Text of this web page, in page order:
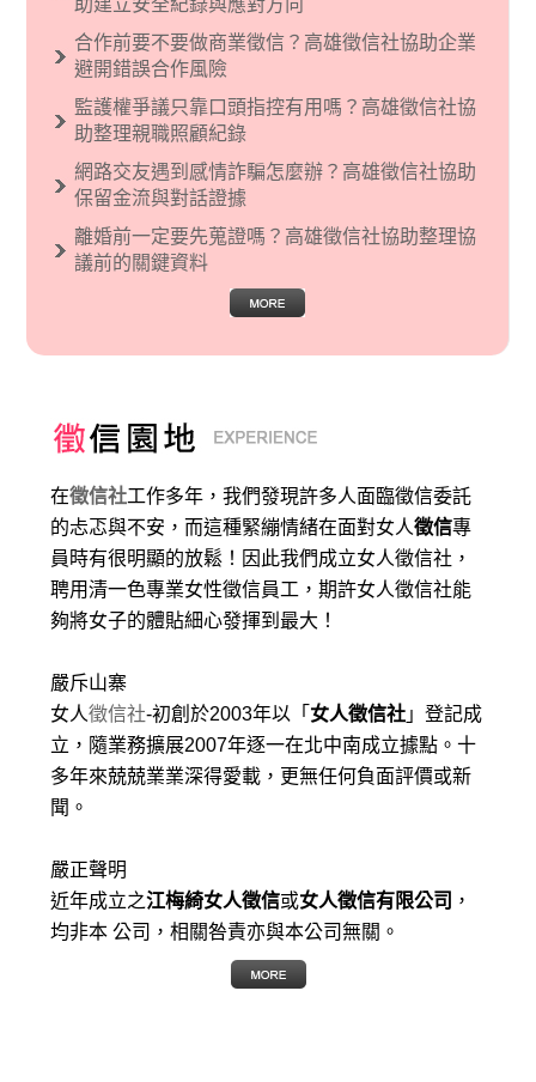
現了男性沙文…
助建立安全紀錄與應對方向
合作前要不要做商業徵信？高雄徵信社協助企業
避開錯誤合作風險
監護權爭議只靠口頭指控有用嗎？高雄徵信社協
助整理親職照顧紀錄
網路交友遇到感情詐騙怎麼辦？高雄徵信社協助
保留金流與對話證據
離婚前一定要先蒐證嗎？高雄徵信社協助整理協
議前的關鍵資料
在徵信社工作多年，我們發現許多人面臨徵信委託
的忐忑與不安，而這種緊繃情緒在面對女人徵信專
員時有很明顯的放鬆！因此我們成立女人徵信社，
聘用清一色專業女性徵信員工，期許女人徵信社能
夠將女子的體貼細心發揮到最大 ！
嚴斥山寨
女人徵信社-初創於2003年以「 女人徵信社 」登記成
立，隨業務擴展2007年逐一在北中南成立據點。十
多年來兢兢業業深得愛載，更無任何負面評價或新
聞。
嚴正聲明
近年成立之江梅綺女人徵信或女人徵信有限公司 ，
均非本 公司，相關咎責亦與本公司無關。